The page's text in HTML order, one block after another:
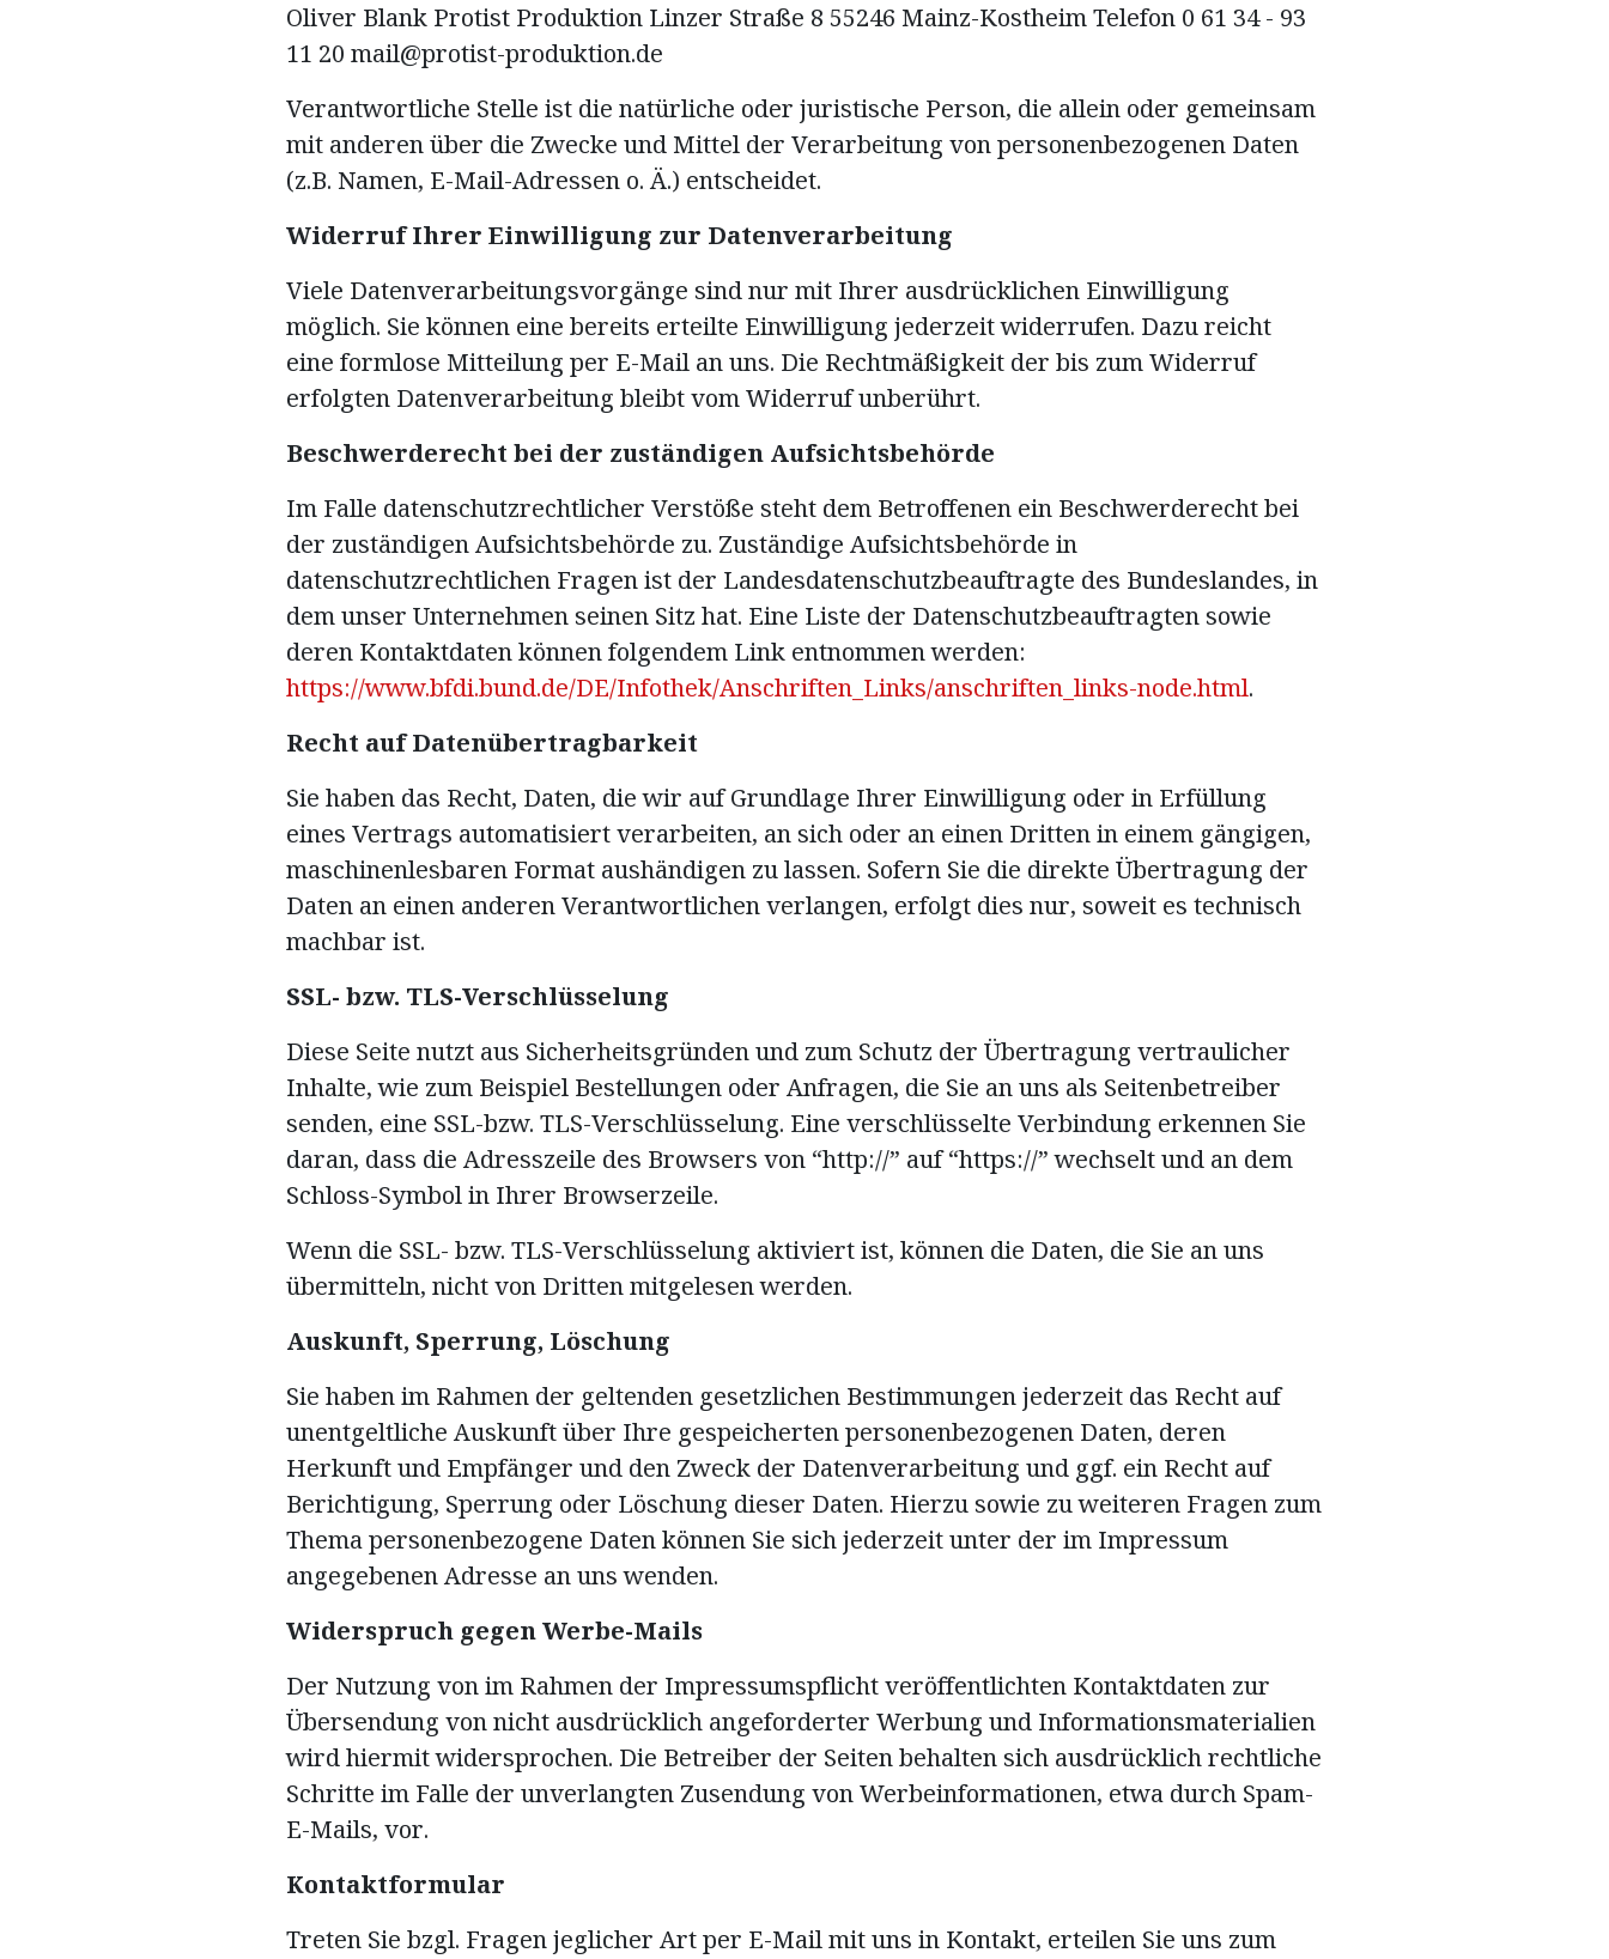
Oliver Blank Protist Produktion Linzer Straße 8 55246 Mainz-Kostheim Telefon 0 61 34 - 93
11 20 mail@protist-produktion.de
Verantwortliche Stelle ist die natürliche oder juristische Person, die allein oder gemeinsam
mit anderen über die Zwecke und Mittel der Verarbeitung von personenbezogenen Daten
(z.B. Namen, E-Mail-Adressen o. Ä.) entscheidet.
Widerruf Ihrer Einwilligung zur Datenverarbeitung
Viele Datenverarbeitungsvorgänge sind nur mit Ihrer ausdrücklichen Einwilligung
möglich. Sie können eine bereits erteilte Einwilligung jederzeit widerrufen. Dazu reicht
eine formlose Mitteilung per E-Mail an uns. Die Rechtmäßigkeit der bis zum Widerruf
erfolgten Datenverarbeitung bleibt vom Widerruf unberührt.
Beschwerderecht bei der zuständigen Aufsichtsbehörde
Im Falle datenschutzrechtlicher Verstöße steht dem Betroffenen ein Beschwerderecht bei
der zuständigen Aufsichtsbehörde zu. Zuständige Aufsichtsbehörde in
datenschutzrechtlichen Fragen ist der Landesdatenschutzbeauftragte des Bundeslandes, in
dem unser Unternehmen seinen Sitz hat. Eine Liste der Datenschutzbeauftragten sowie
deren Kontaktdaten können folgendem Link entnommen werden:
https://www.bfdi.bund.de/DE/Infothek/Anschriften_Links/anschriften_links-node.html.
Recht auf Datenübertragbarkeit
Sie haben das Recht, Daten, die wir auf Grundlage Ihrer Einwilligung oder in Erfüllung
eines Vertrags automatisiert verarbeiten, an sich oder an einen Dritten in einem gängigen,
maschinenlesbaren Format aushändigen zu lassen. Sofern Sie die direkte Übertragung der
Daten an einen anderen Verantwortlichen verlangen, erfolgt dies nur, soweit es technisch
machbar ist.
SSL- bzw. TLS-Verschlüsselung
Diese Seite nutzt aus Sicherheitsgründen und zum Schutz der Übertragung vertraulicher
Inhalte, wie zum Beispiel Bestellungen oder Anfragen, die Sie an uns als Seitenbetreiber
senden, eine SSL-bzw. TLS-Verschlüsselung. Eine verschlüsselte Verbindung erkennen Sie
daran, dass die Adresszeile des Browsers von “http://” auf “https://” wechselt und an dem
Schloss-Symbol in Ihrer Browserzeile.
Wenn die SSL- bzw. TLS-Verschlüsselung aktiviert ist, können die Daten, die Sie an uns
übermitteln, nicht von Dritten mitgelesen werden.
Auskunft, Sperrung, Löschung
Sie haben im Rahmen der geltenden gesetzlichen Bestimmungen jederzeit das Recht auf
unentgeltliche Auskunft über Ihre gespeicherten personenbezogenen Daten, deren
Herkunft und Empfänger und den Zweck der Datenverarbeitung und ggf. ein Recht auf
Berichtigung, Sperrung oder Löschung dieser Daten. Hierzu sowie zu weiteren Fragen zum
Thema personenbezogene Daten können Sie sich jederzeit unter der im Impressum
angegebenen Adresse an uns wenden.
Widerspruch gegen Werbe-Mails
Der Nutzung von im Rahmen der Impressumspflicht veröffentlichten Kontaktdaten zur
Übersendung von nicht ausdrücklich angeforderter Werbung und Informationsmaterialien
wird hiermit widersprochen. Die Betreiber der Seiten behalten sich ausdrücklich rechtliche
Schritte im Falle der unverlangten Zusendung von Werbeinformationen, etwa durch Spam-
E-Mails, vor.
Kontaktformular
Treten Sie bzgl. Fragen jeglicher Art per E-Mail mit uns in Kontakt, erteilen Sie uns zum